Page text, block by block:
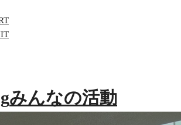
みんなの活動